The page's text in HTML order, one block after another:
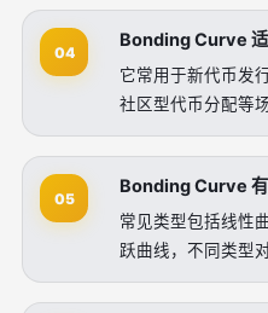
04
Bonding Curve 适
它常用于新代币发
社区型代币分配等
05
Bonding Curve
常见类型包括线性
跃曲线，不同类型